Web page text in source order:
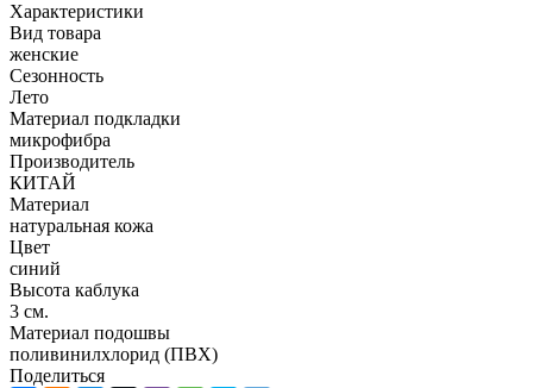
Характеристики
Вид товара
женские
Сезонность
Лето
Материал подкладки
микрофибра
Производитель
КИТАЙ
Материал
натуральная кожа
Цвет
синий
Высота каблука
3 см.
Материал подошвы
поливинилхлорид (ПВХ)
Поделиться